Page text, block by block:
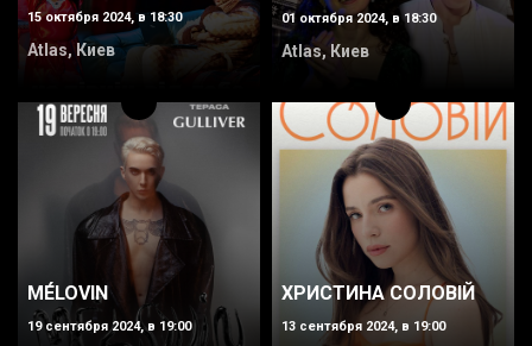
15 октября 2024, в 18:30
Atlas, Киев
01 октября 2024, в 18:30
Atlas, Киев
MÉLOVIN
19 сентября 2024, в 19:00
ХРИСТИНА СОЛОВІЙ
13 сентября 2024, в 19:00